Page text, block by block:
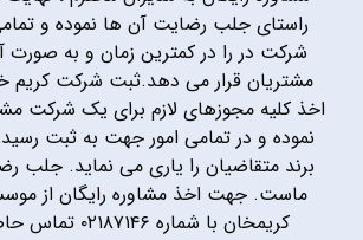
راستای جلب رضایت آن ها نموده و
شرکت در را در کمترین زمان و به صورت
مشتریان قرار می دهد.ثبت شرکت کریم
اخذ کلیه مجوزهای لازم برای یک شرکت
نموده و در تمامی امور جهت به ثبت
برند متقاضیان را یاری می نماید.
ماست. جهت اخذ مشاوره رایگان از
کریمخان با شماره ۰۲۱۸۷۱۴۶ تماس حاصل فرمایید.